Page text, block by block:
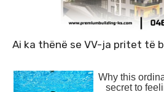
Ai ka thënë se VV-ja pritet të